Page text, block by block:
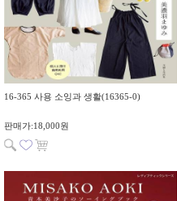
16-365 사용 소잉과 생활(16365-0)
판매가:18,000원